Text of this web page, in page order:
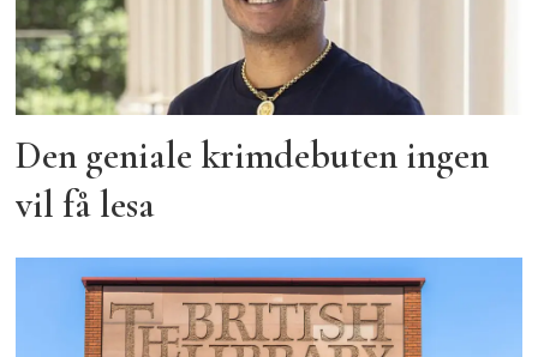
Den geniale krimdebuten ingen
vil få lesa